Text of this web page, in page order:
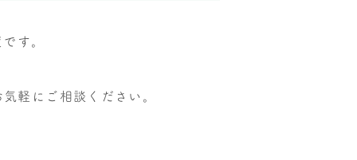
す。
軽にご相談ください。